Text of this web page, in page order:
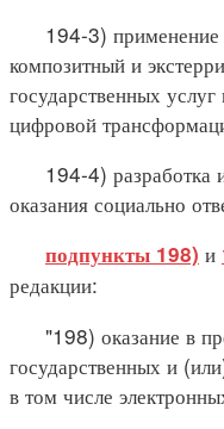
194-3) применение
композитный и
государственных
цифровой
194-4) разработка и
оказания социально
подпункты 198) и
редакции:
"198) оказание в
государственных и
в том числе